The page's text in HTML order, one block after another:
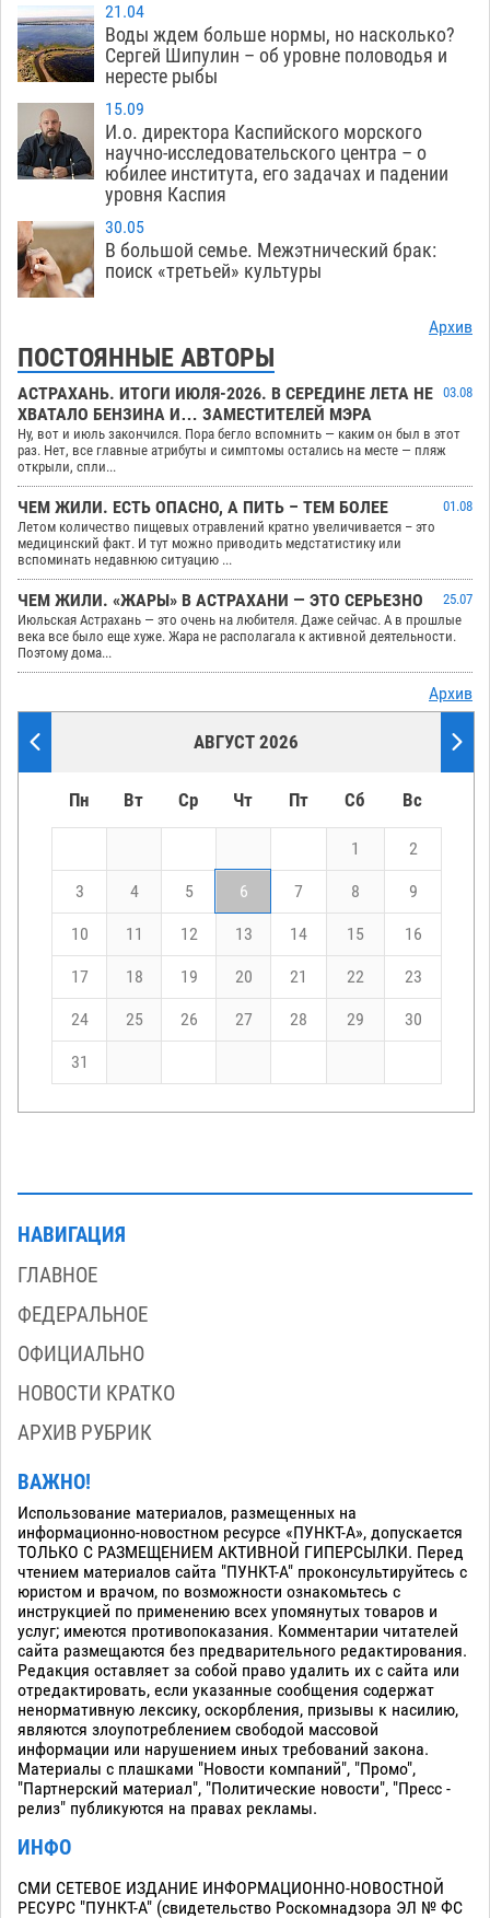
21.04
Воды ждем больше нормы, но насколько?
Сергей Шипулин – об уровне половодья и
нересте рыбы
15.09
И.о. директора Каспийского морского
научно-исследовательского центра – о
юбилее института, его задачах и падении
уровня Каспия
30.05
В большой семье. Межэтнический брак:
поиск «третьей» культуры
Архив
ПОСТОЯННЫЕ АВТОРЫ
АСТРАХАНЬ. ИТОГИ ИЮЛЯ-2026. В СЕРЕДИНЕ ЛЕТА НЕ
ХВАТАЛО БЕНЗИНА И… ЗАМЕСТИТЕЛЕЙ МЭРА
03.08
Ну, вот и июль закончился. Пора бегло вспомнить — каким он был в этот
раз. Нет, все главные атрибуты и симптомы остались на месте — пляж
открыли, спли...
ЧЕМ ЖИЛИ. ЕСТЬ ОПАСНО, А ПИТЬ – ТЕМ БОЛЕЕ
01.08
Летом количество пищевых отравлений кратно увеличивается – это
медицинский факт. И тут можно приводить медстатистику или
вспоминать недавнюю ситуацию ...
ЧЕМ ЖИЛИ. «ЖАРЫ» В АСТРАХАНИ — ЭТО СЕРЬЕЗНО
25.07
Июльская Астрахань — это очень на любителя. Даже сейчас. А в прошлые
века все было еще хуже. Жара не располагала к активной деятельности.
Поэтому дома...
Архив
АВГУСТ 2026
Пн Вт Ср Чт Пт Сб Вс
1 2
3 4 5 6 7 8 9
10 11 12 13 14 15 16
17 18 19 20 21 22 23
24 25 26 27 28 29 30
31
НАВИГАЦИЯ
ГЛАВНОЕ
ФЕДЕРАЛЬНОЕ
ОФИЦИАЛЬНО
НОВОСТИ КРАТКО
АРХИВ РУБРИК
ВАЖНО!
Использование материалов, размещенных на
информационно-новостном ресурсе «ПУНКТ-А», допускается
ТОЛЬКО С РАЗМЕЩЕНИЕМ АКТИВНОЙ ГИПЕРСЫЛКИ. Перед
чтением материалов сайта "ПУНКТ-А" проконсультируйтесь с
юристом и врачом, по возможности ознакомьтесь с
инструкцией по применению всех упомянутых товаров и
услуг; имеются противопоказания. Комментарии читателей
сайта размещаются без предварительного редактирования.
Редакция оставляет за собой право удалить их с сайта или
отредактировать, если указанные сообщения содержат
ненормативную лексику, оскорбления, призывы к насилию,
являются злоупотреблением свободой массовой
информации или нарушением иных требований закона.
Материалы с плашками "Новости компаний", "Промо",
"Партнерский материал", "Политические новости", "Пресс -
релиз" публикуются на правах рекламы.
ИНФО
СМИ СЕТЕВОЕ ИЗДАНИЕ ИНФОРМАЦИОННО-НОВОСТНОЙ
РЕСУРС "ПУНКТ-А" (свидетельство Роскомнадзора ЭЛ № ФС